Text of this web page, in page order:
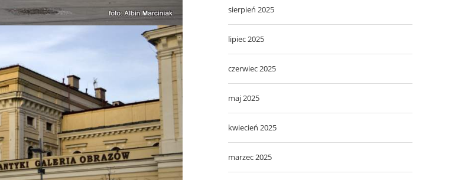
sierpień 2025
lipiec 2025
czerwiec 2025
maj 2025
kwiecień 2025
marzec 2025